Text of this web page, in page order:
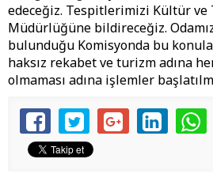
edeceğiz. Tespitlerimizi Kültür ve
Müdürlüğüne bildireceğiz.
bulunduğu Komisyonda bu
haksız rekabet ve turizm adına
olmaması adına işlemler